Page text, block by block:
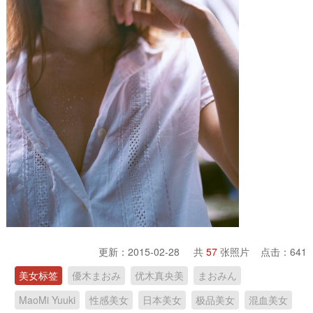
更新：2015-02-28 共57 张照片 点击：641
美女标签
優木まおみ 优木真央美
まおみん
MaoMi Yuuki
性感美女 日本美女 极品美女 混血美女